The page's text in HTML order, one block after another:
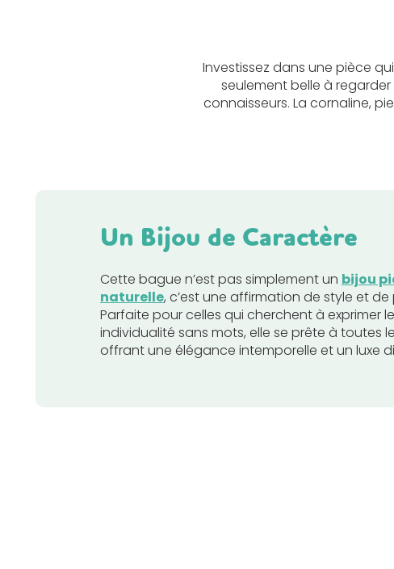
Investissez dans une pièce
seulement belle à regarder
connaisseurs. La cornaline,
Un Bijou de Caractère
Cette bague n’est pas simplement un bijou
naturelle, c’est une affirmation de style et
Parfaite pour celles qui cherchent à exprimer
individualité sans mots, elle se prête à toutes
offrant une élégance intemporelle et un luxe